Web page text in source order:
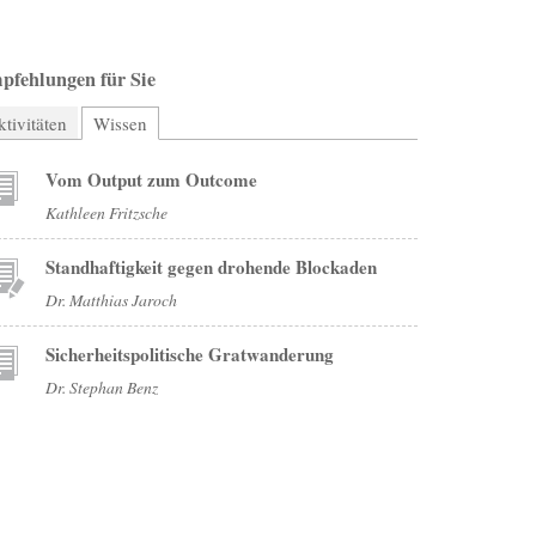
für Sie
Wissen
Vom Output zum Outcome
Kathleen Fritzsche
Standhaftigkeit gegen drohende Blockaden
Dr. Matthias Jaroch
Sicherheitspolitische Gratwanderung
Dr. Stephan Benz